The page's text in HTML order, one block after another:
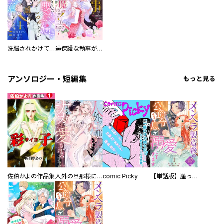
洗脳されかけていた悪役令嬢ですが家出を決意しました。【電子単行本版／特典おまけ付き】 過保護な執事が私の婚活を邪魔してきます！ 分冊版
アンソロジー・短編集 もっと見る
佐伯かよの作品集 人外の旦那様に娶られ毎晩ナカまで愛される…。アンソロジーcomic Picky 【単話版】崖っぷち令嬢ですが、意地と策略で幸せになります！シリーズ